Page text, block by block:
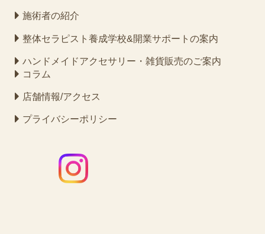
施術者の紹介
整体セラピスト養成学校&開業サポートの案内
ハンドメイドアクセサリー・雑貨販売のご案内
コラム
店舗情報/アクセス
プライバシーポリシー